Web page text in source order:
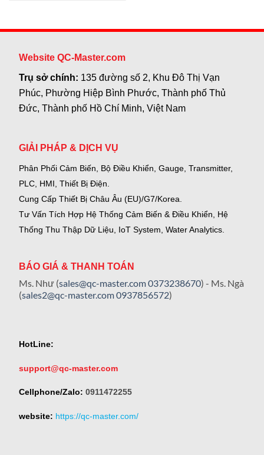
Website QC-Master.com
Trụ sở chính: 135 đường số 2, Khu Đô Thị Vạn
Phúc, Phường Hiệp Bình Phước, Thành phố Thủ
Đức, Thành phố Hồ Chí Minh, Việt Nam
GIẢI PHÁP & DỊCH VỤ
Phân Phối Cảm Biến, Bộ Điều Khiển, Gauge, Transmitter,
PLC, HMI, Thiết Bị Điện.
Cung Cấp Thiết Bị Châu Âu (EU)/G7/Korea.
Tư Vấn Tích Hợp Hệ Thống Cảm Biến & Điều Khiển, Hệ
Thống Thu Thập Dữ Liệu, IoT System, Water Analytics.
BÁO GIÁ & THANH TOÁN
Ms. Như (sales@qc-master.com0373238670) - Ms. Ngà
(sales2@qc-master.com0937856572)
HotLine:
support@qc-master.com
Cellphone/Zalo: 0911472255
website: https://qc-master.com/